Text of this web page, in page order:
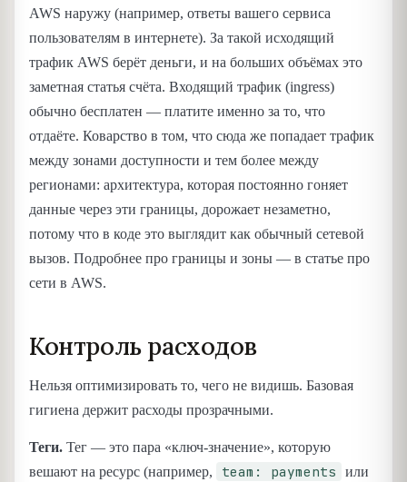
AWS наружу (например, ответы вашего сервиса
пользователям в интернете). За такой исходящий
трафик AWS берёт деньги, и на больших объёмах это
заметная статья счёта. Входящий трафик (ingress)
обычно бесплатен — платите именно за то, что
отдаёте. Коварство в том, что сюда же попадает трафик
между зонами доступности и тем более между
регионами: архитектура, которая постоянно гоняет
данные через эти границы, дорожает незаметно,
потому что в коде это выглядит как обычный сетевой
вызов. Подробнее про границы и зоны — в статье про
сети в AWS.
Контроль расходов
Нельзя оптимизировать то, чего не видишь. Базовая
гигиена держит расходы прозрачными.
Теги. Тег — это пара «ключ-значение», которую
вешают на ресурс (например,
team: payments или